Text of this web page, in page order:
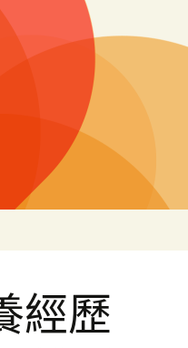
經歷